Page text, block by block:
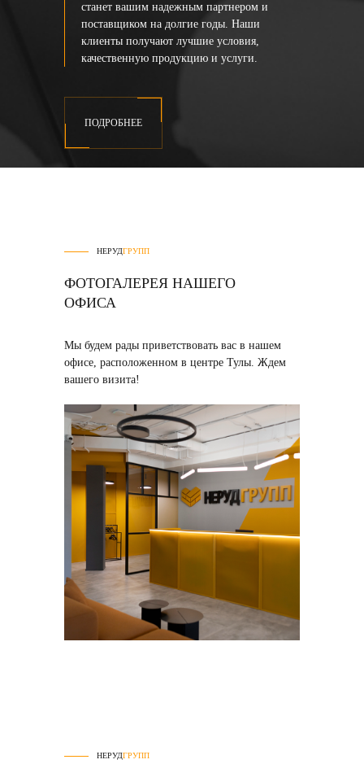
станет вашим надежным партнером и
поставщиком на долгие годы. Наши
клиенты получают лучшие условия,
качественную продукцию и услуги.
ПОДРОБНЕЕ
НЕРУДГРУПП
ФОТОГАЛЕРЕЯ НАШЕГО
ОФИСА
Мы будем рады приветствовать вас в нашем
офисе, расположенном в центре Тулы. Ждем
вашего визита!
НЕРУДГРУПП